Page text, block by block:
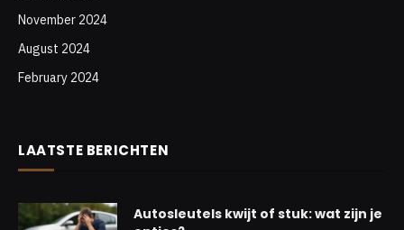
November 2024
August 2024
February 2024
LAATSTE BERICHTEN
Autosleutels kwijt of stuk: wat zijn je